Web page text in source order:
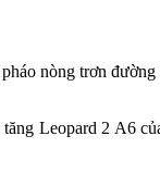
nòng trơn
Leopard 2 A6